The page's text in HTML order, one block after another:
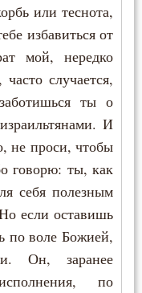
или теснота,
избавиться от
мой, нередко
случается,
ты о
И
не проси, чтобы
говорю: ты, как
себя полезным
если оставишь
по воле Божией,
Он, заранее
по